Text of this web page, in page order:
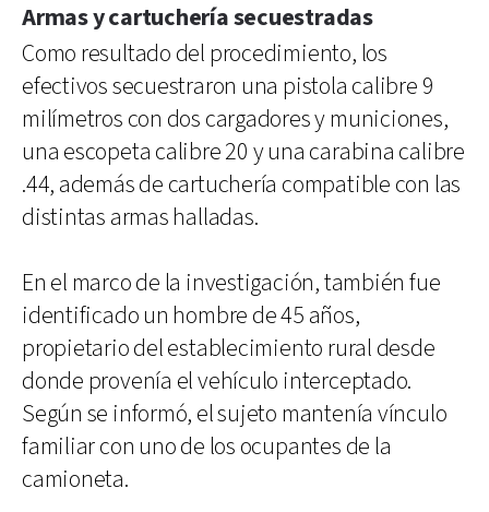
Armas y cartuchería secuestradas
Como resultado del procedimiento, los
efectivos secuestraron una pistola calibre 9
milímetros con dos cargadores y municiones,
una escopeta calibre 20 y una carabina calibre
.44, además de cartuchería compatible con las
distintas armas halladas.
En el marco de la investigación, también fue
identificado un hombre de 45 años,
propietario del establecimiento rural desde
donde provenía el vehículo interceptado.
Según se informó, el sujeto mantenía vínculo
familiar con uno de los ocupantes de la
camioneta.